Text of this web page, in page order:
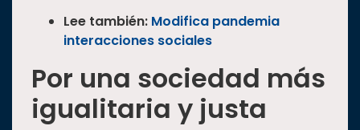
Lee también: Modifica pandemia
interacciones sociales
Por una sociedad más
igualitaria y justa